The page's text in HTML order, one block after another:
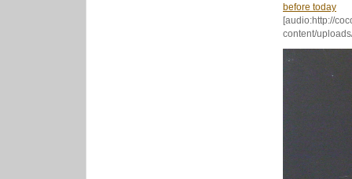
before today
[audio:http://
content/